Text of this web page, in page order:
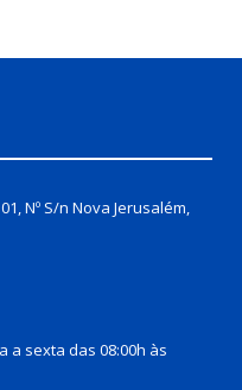
Nº S/n Nova Jerusalém,
a sexta das 08:00h às